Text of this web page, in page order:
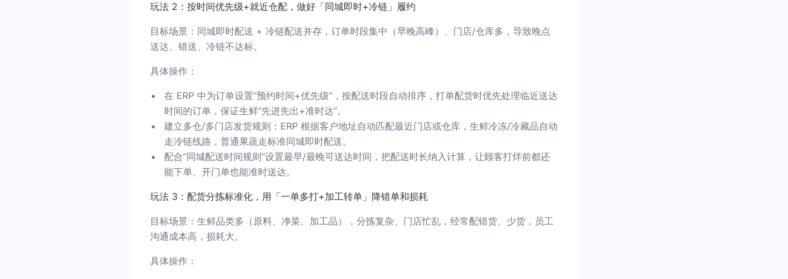
玩法 2：按时间优先级+就近仓配，做好「同城即时+冷链」履约
目标场景：同城即时配送 + 冷链配送并存，订单时段集中（早晚高峰）、门店/仓库多，导致晚点
送达、错送、冷链不达标。
具体操作：
在 ERP 中为订单设置“预约时间+优先级”，按配送时段自动排序，打单配货时优先处理临近送达
时间的订单，保证生鲜“先进先出+准时达”。
建立多仓/多门店发货规则：ERP 根据客户地址自动匹配最近门店或仓库，生鲜冷冻/冷藏品自动
走冷链线路，普通果蔬走标准同城即时配送。
配合“同城配送时间规则”设置最早/最晚可送达时间，把配送时长纳入计算，让顾客打烊前都还
能下单、开门单也能准时送达。
玩法 3：配货分拣标准化，用「一单多打+加工转单」降错单和损耗
目标场景：生鲜品类多（原料、净菜、加工品），分拣复杂、门店忙乱，经常配错货、少货，员工
沟通成本高，损耗大。
具体操作：